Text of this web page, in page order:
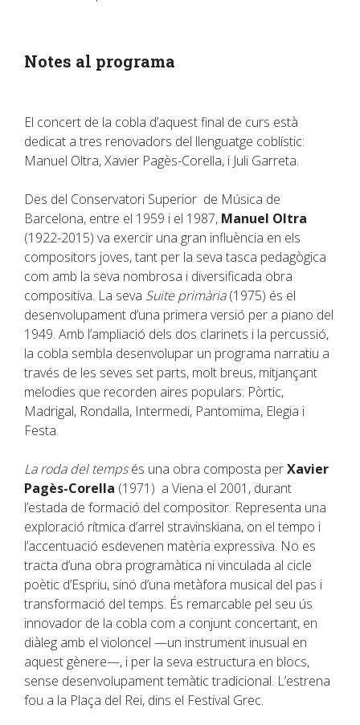
Notes al programa
El concert de la cobla d’aquest final de curs està
dedicat a tres renovadors del llenguatge coblístic:
Manuel Oltra, Xavier Pagès-Corella, i Juli Garreta.
Des del Conservatori Superior de Música de
Barcelona, entre el 1959 i el 1987, Manuel Oltra
(1922-2015) va exercir una gran influència en els
compositors joves, tant per la seva tasca pedagògica
com amb la seva nombrosa i diversificada obra
compositiva. La seva Suite primària(1975) és el
desenvolupament d’una primera versió per a piano del
1949. Amb l’ampliació dels dos clarinets i la percussió,
la cobla sembla desenvolupar un programa narratiu a
través de les seves set parts, molt breus, mitjançant
melodies que recorden aires populars: Pòrtic,
Madrigal, Rondalla, Intermedi, Pantomima, Elegia i
Festa.
La roda del tempsés una obra composta perXavier
Pagès-Corella (1971) a Viena el 2001, durant
l’estada de formació del compositor. Representa una
exploració rítmica d’arrel stravinskiana, on el tempo i
l’accentuació esdevenen matèria expressiva. No es
tracta d’una obra programàtica ni vinculada al cicle
poètic d’Espriu, sinó d’una metàfora musical del pas i
transformació del temps. És remarcable pel seu ús
innovador de la cobla com a conjunt concertant, en
diàleg amb el violoncel —un instrument inusual en
aquest gènere—, i per la seva estructura en blocs,
sense desenvolupament temàtic tradicional. L’estrena
fou a la Plaça del Rei, dins el Festival Grec.